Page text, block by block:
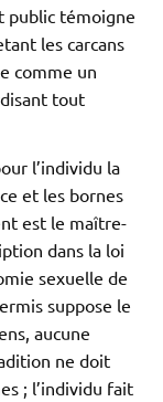
public témoigne
les carcans
comme un
tout
l’individu la
et les bornes
est le maître-
dans la loi
sexuelle de
suppose le
aucune
ne doit
; l’individu fait